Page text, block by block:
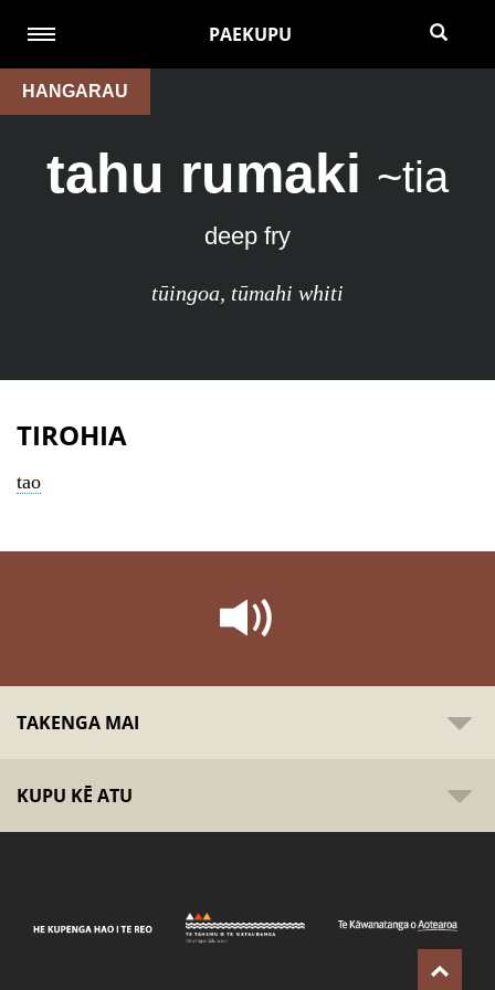
PAEKUPU
HANGARAU
tahu rumaki ~tia
deep fry
tūingoa, tūmahi whiti
TIROHIA
tao
TAKENGA MAI
KUPU KĒ ATU